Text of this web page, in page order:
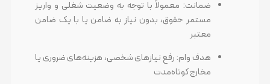
ضمانت: معمولاً با توجه به وضعیت شغلی و واریز
مستمر حقوق، بدون نیاز به ضامن یا با یک ضامن
معتبر
هدف وام: رفع نیازهای شخصی، هزینه‌های ضروری یا
مخارج کوتاه‌مدت